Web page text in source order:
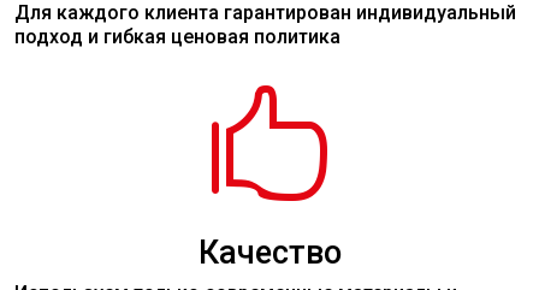
Для каждого клиента гарантирован индивидуальный
подход и гибкая ценовая политика

Качество